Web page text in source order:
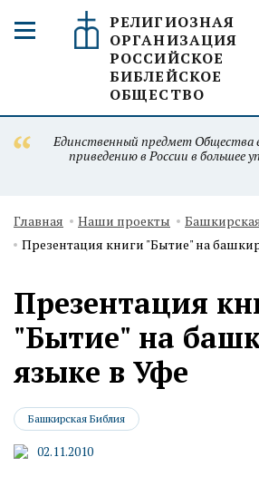
РЕЛИГИОЗНАЯ
ОРГАНИЗАЦИЯ
РОССИЙСКОЕ
БИБЛЕЙСКОЕ
ОБЩЕСТВО
Единственный предмет Общества
приведению в России в большее
Главная Наши проекты
Презентация книги "Бытие" на
Презентация
"Бытие" на
языке в Уфе
Башкирская Библия
02.11.2010